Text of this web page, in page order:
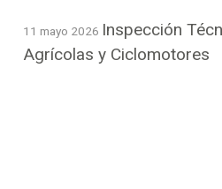
11 mayo 2026 Inspección
Agrícolas y Ciclomotores